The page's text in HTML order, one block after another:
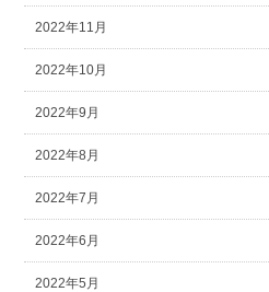
2022年11月
2022年10月
2022年9月
2022年8月
2022年7月
2022年6月
2022年5月